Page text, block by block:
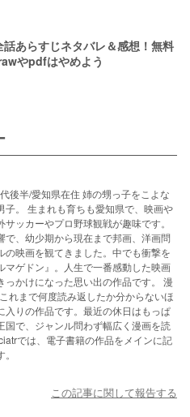
話あらすじネタバレ＆感想！無料
やpdfはやめよう
後半/愛知県在住 姉の甥っ子をこよな
子。 生まれも育ちも愛知県で、映画や
ッカーやプロ野球観戦が趣味です。
で、幼少期から現在まで邦画、洋画問
の映画を観てきました。中でも衝撃を
マゲドン』。人生で一番感動した映画
っかけになった思い出の作品です。 漫
れまで何度読み返したか分からないほ
入りの作品です。最近の休日はもっぱ
国で、ジャンル問わず幅広く漫画を読
では、電子書籍の作品をメインに記
この記事に関して報告する